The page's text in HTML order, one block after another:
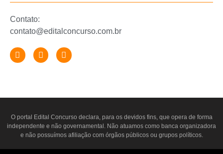
Contato:
contato@editalconcurso.com.br
O portal Edital Concurso declara, para os devidos fins, que opera de forma
independente e não governamental. Não atuamos como banca organizadora
e não possuímos afiliação com órgãos públicos ou grupos políticos.